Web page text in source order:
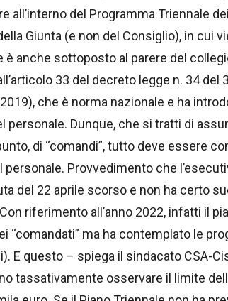
all’interno del Programma Triennale
Giunta (e non del Consiglio), in cui
è anche sottoposto al parere del
33 del decreto legge n. 34
che è norma nazionale e ha
personale. Dunque, che si tratti di
di “comandi”, tutto deve essere
personale. Provvedimento che
del 22 aprile scorso e non ha certo
riferimento all’anno 2022, infatti il
“comandati” ma ha contemplato le
E questo – spiega il sindacato CSA-
tassativamente osservare il limite